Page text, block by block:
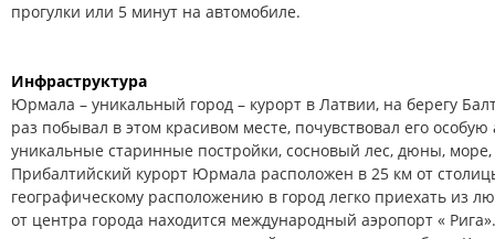
прогулки или 5 минут на автомобиле.
Инфраструктура
Юрмала – уникальный город – курорт в Латвии, на берегу
раз побывал в этом красивом месте, почувствовал его
уникальные старинные постройки, сосновый лес, дюны,
Прибалтийский курорт Юрмала расположен в 25 км от
географическому расположению в город легко приехать из
от центра города находится международный аэропорт «